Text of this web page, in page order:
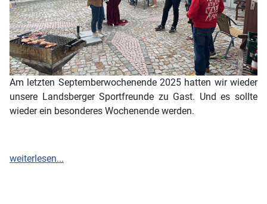
Am letzten Septemberwochenende 2025 hatten wir wieder
unsere Landsberger Sportfreunde zu Gast. Und es sollte
wieder ein besonderes Wochenende werden.
weiterlesen...